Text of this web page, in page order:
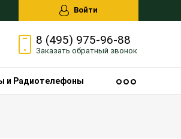
Войти
8 (495) 975-96-88
Заказать обратный звонок
и Радиотелефоны